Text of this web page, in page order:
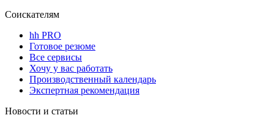
Соискателям
hh PRO
Готовое резюме
Все сервисы
Хочу у вас работать
Производственный календарь
Экспертная рекомендация
Новости и статьи